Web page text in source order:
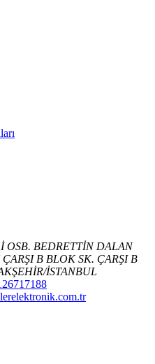
OSB. BEDRETTİN DALAN
B BLOK SK. ÇARŞI B
İSTANBUL